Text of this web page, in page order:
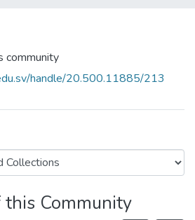
community
handle/20.500.11885/213
Community